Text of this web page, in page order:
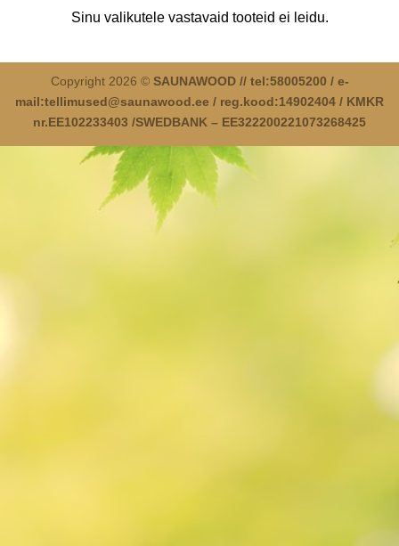
Sinu valikutele vastavaid tooteid ei leidu.
Copyright 2026 © SAUNAWOOD // tel:58005200 / e-
mail:tellimused@saunawood.ee / reg.kood:14902404 / KMKR
nr.EE102233403 /SWEDBANK – EE322200221073268425